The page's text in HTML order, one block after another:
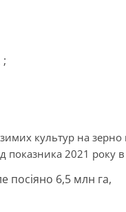
;
культур на
2021 року в
посіяно 6,5 млн га,